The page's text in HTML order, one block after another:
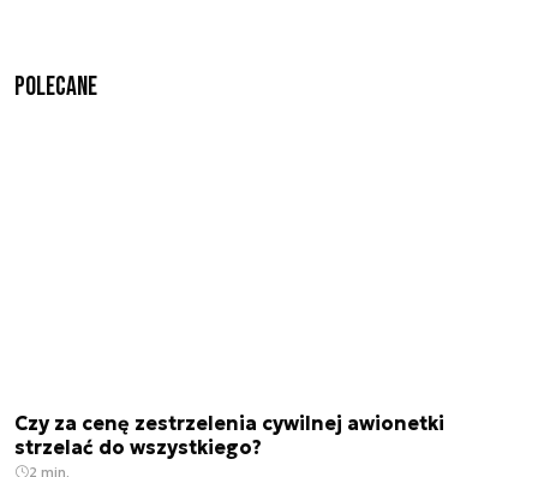
Polecane
Czy za cenę zestrzelenia cywilnej awionetki
strzelać do wszystkiego?
2 min.